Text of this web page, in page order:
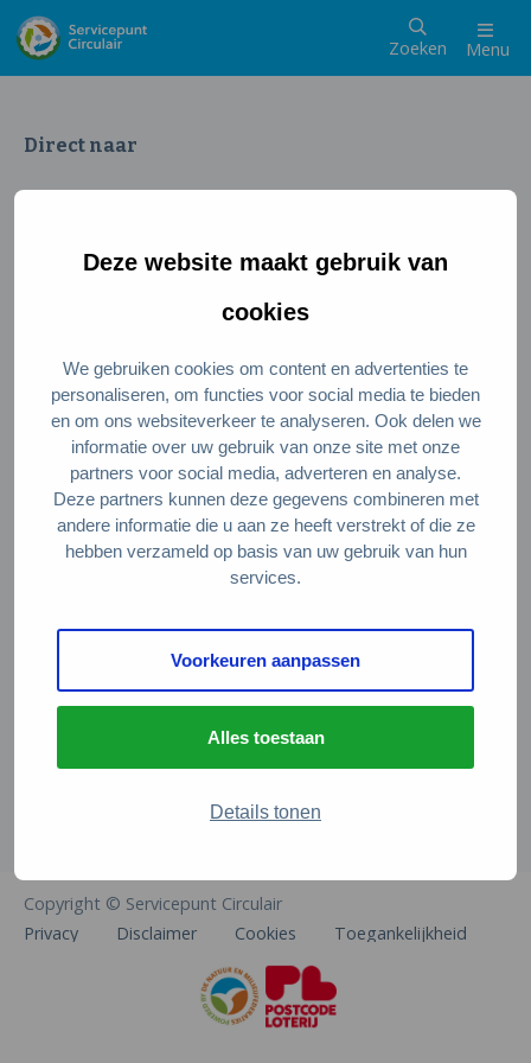
Deze website maakt gebruik van
cookies
We gebruiken cookies om content en advertenties te
personaliseren, om functies voor social media te bieden
en om ons websiteverkeer te analyseren. Ook delen we
informatie over uw gebruik van onze site met onze
partners voor social media, adverteren en analyse.
Deze partners kunnen deze gegevens combineren met
andere informatie die u aan ze heeft verstrekt of die ze
hebben verzameld op basis van uw gebruik van hun
services.
Voorkeuren aanpassen
Alles toestaan
Details tonen
Zoeken Menu
Direct naar
Wat is een circulaire samenleving
Meedoen als ondernemer
Circulaire producten en diensten
Wie zijn wij?
Over ons
Stel je vraag
Servicepunt Team
Veelgestelde vragen
De Natuur en Milieufederaties
Arthur van Schendelstraat 600
info@natuurenmilieufederaties.nl
Copyright © Servicepunt Circulair
Privacy
Disclaimer Cookies Toegankelijkheid